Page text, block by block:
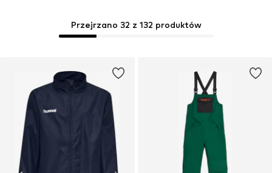
Przejrzano 32 z 132 produktów